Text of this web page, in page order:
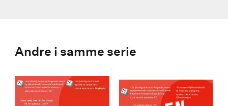
Andre i samme serie